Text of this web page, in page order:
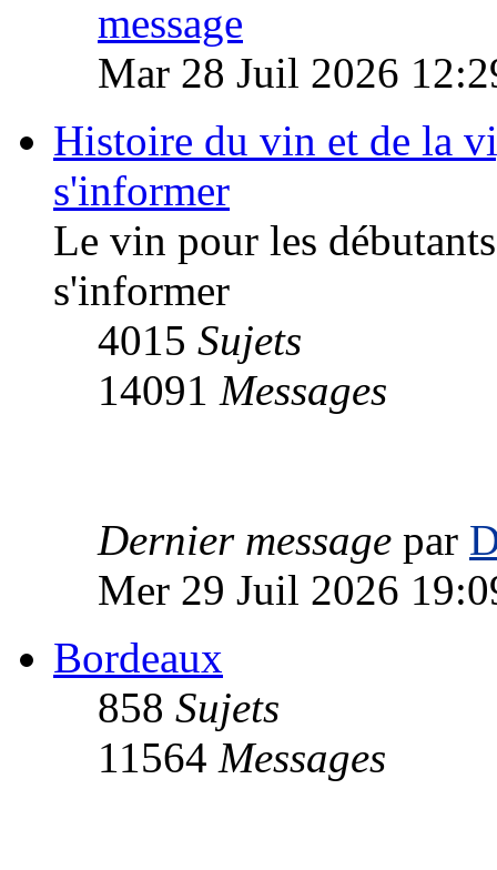
Mar 28 Juil 2026
Histoire du vin et de la
s'informer
Le vin pour les
s'informer
4015 Sujets
14091 Messages
Dernier message par
Mer 29 Juil 2026
Bordeaux
858 Sujets
11564 Messages